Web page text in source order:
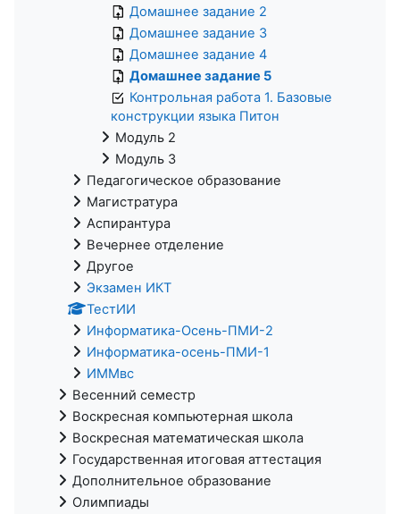
Домашнее задание 2
Домашнее задание 3
Домашнее задание 4
Домашнее задание 5
Контрольная работа 1. Базовые
конструкции языка Питон
Модуль 2
Модуль 3
Педагогическое образование
Магистратура
Аспирантура
Вечернее отделение
Другое
Экзамен ИКТ
ТестИИ
Информатика-Осень-ПМИ-2
Информатика-осень-ПМИ-1
ИММвс
Весенний семестр
Воскресная компьютерная школа
Воскресная математическая школа
Государственная итоговая аттестация
Дополнительное образование
Олимпиады